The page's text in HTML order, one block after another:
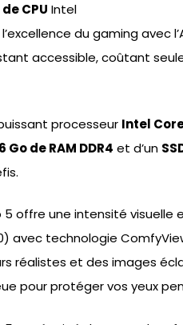
CPU Intel
du gaming avec
accessible, coûtant
processeur Intel
Go de RAM DDR4 et d’un
5 offre une intensité visuelle
avec technologie
réalistes et des images
pour protéger vos yeux